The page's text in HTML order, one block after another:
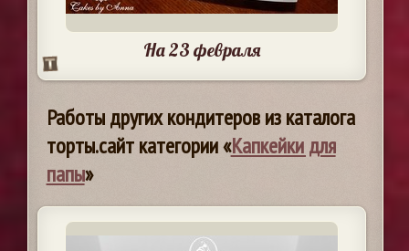
На 23 февраля
Работы других кондитеров из каталога
торты.сайт категории «Капкейки для
папы»